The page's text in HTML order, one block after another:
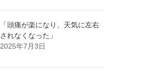
「頭痛が楽になり、天気に左右
されなくなった」
2025年7月3日